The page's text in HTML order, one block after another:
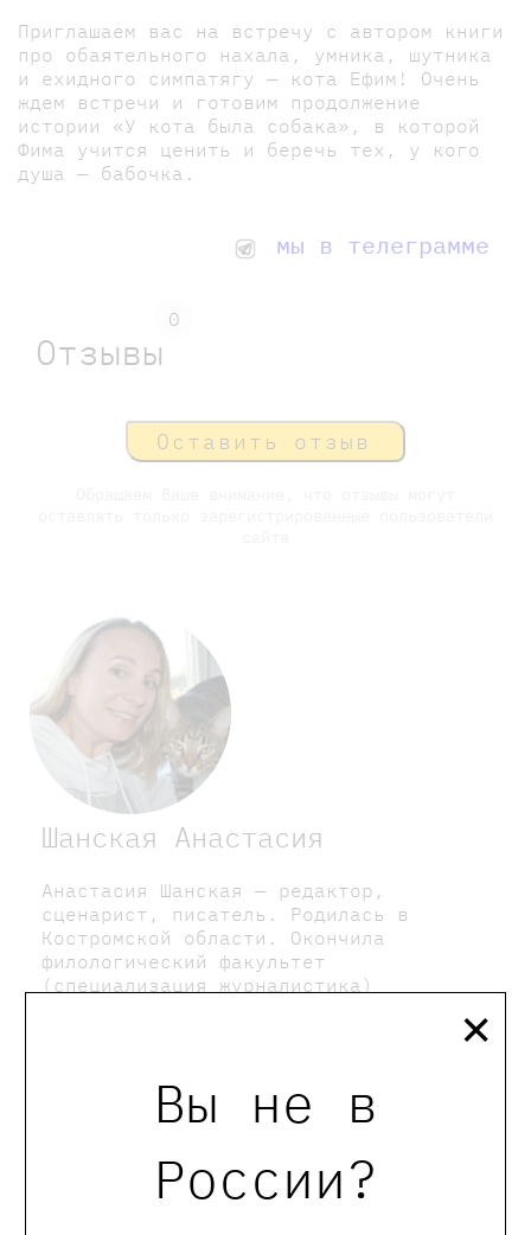
Вы не в
России?
×
Приглашаем вас на встречу с автором книги
про обаятельного нахала, умника, шутника
и ехидного симпатягу — кота Ефим! Очень
ждем встречи и готовим продолжение
истории «У кота была собака», в которой
Фима учится ценить и беречь тех, у кого
душа — бабочка.
мы в телеграмме
Отзывы
0
Оставить отзыв
Шанская Анастасия
Анастасия Шанская — редактор,
сценарист, писатель. Родилась в
Костромской области. Окончила
филологический факультет
(специализация журналистика)
фильмов и телепрограмм. Работала в
печатных изданиях Костромской области
и Москвы. Замужем, растит двоих
Московской области. Повесть «Кот
прямо с неба» вышла в финал конкурса